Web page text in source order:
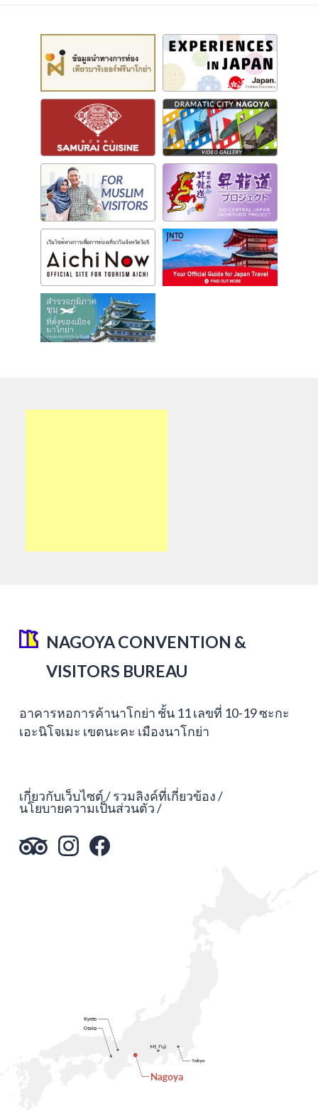
NAGOYA CONVENTION &
VISITORS BUREAU
อาคารหอการค้านาโกย่า ชั้น 11 เลขที่ 10-19 ซะกะ
เอะนิโจเมะ เขตนะคะ เมืองนาโกย่า
เกี่ยวกับเว็บไซต์ รวมลิงค์ที่เกี่ยวข้อง
นโยบายความเป็นส่วนตัว